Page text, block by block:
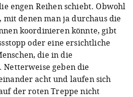
engen Reihen schiebt. Obwohl
mit denen man ja durchaus die
koordinieren könnte, gibt
oder eine ersichtliche
die in die
Netterweise geben die
acht und laufen sich
der roten Treppe nicht